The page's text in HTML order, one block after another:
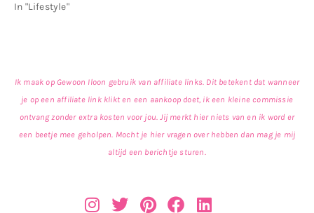
In "Lifestyle"
Ik maak op Gewoon Iloon gebruik van affiliate links. Dit betekent dat wanneer
je op een affiliate link klikt en een aankoop doet, ik een kleine commissie
ontvang zonder extra kosten voor jou. Jij merkt hier niets van en ik word er
een beetje mee geholpen. Mocht je hier vragen over hebben dan mag je mij
altijd een berichtje sturen.